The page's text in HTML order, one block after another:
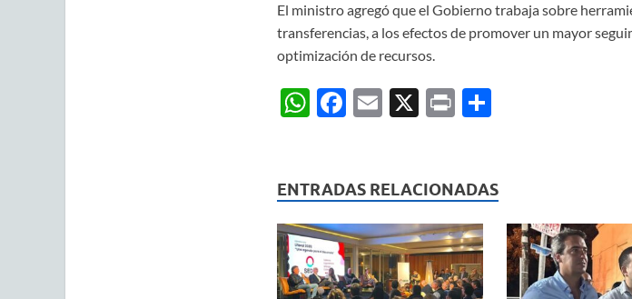
El ministro agregó que el Gobierno trabaja sobre
transferencias, a los efectos de promover un mayor
optimización de recursos.
W
s
A
p
p
F
b
o
o
k
E X P C
p
ar
ti
ENTRADAS RELACIONADAS